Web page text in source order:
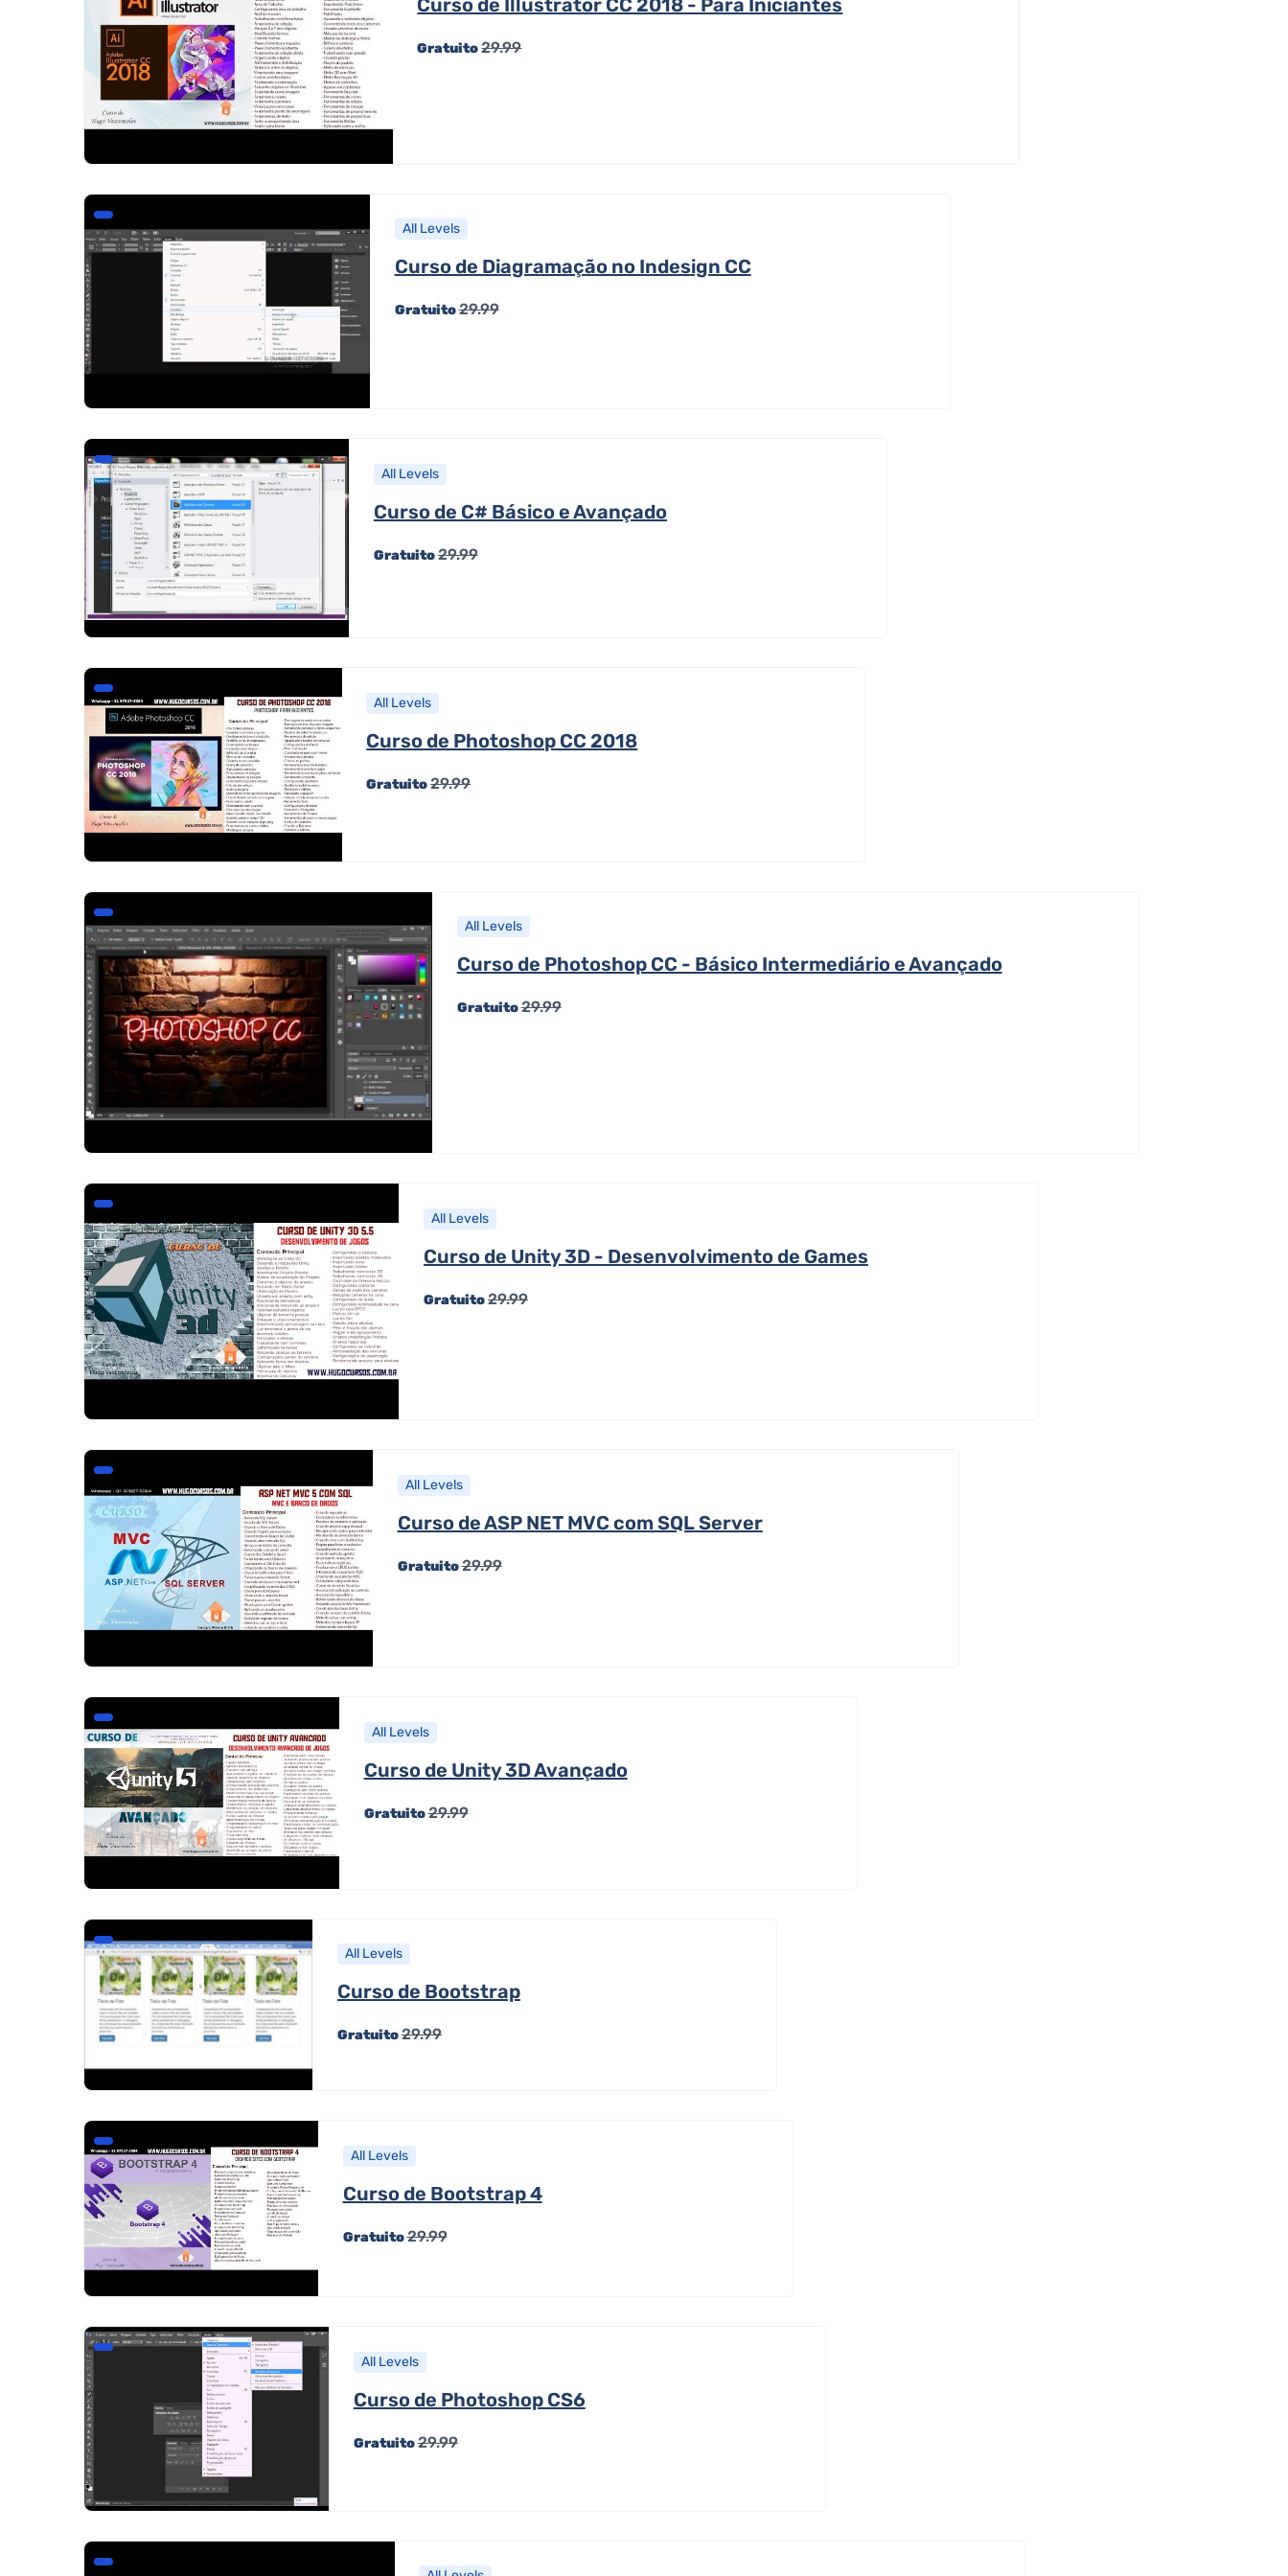
Curso de Illustrator CC 2018 - Para Iniciantes
Gratuito29.99
All Levels
Curso de Diagramação no Indesign CC
Gratuito29.99
All Levels
Curso de C# Básico e Avançado
Gratuito29.99
All Levels
Curso de Photoshop CC 2018
Gratuito29.99
All Levels
Curso de Photoshop CC - Básico Intermediário e Avançado
Gratuito29.99
All Levels
Curso de Unity 3D - Desenvolvimento de Games
Gratuito29.99
All Levels
Curso de ASP NET MVC com SQL Server
Gratuito29.99
All Levels
Curso de Unity 3D Avançado
Gratuito29.99
All Levels
Curso de Bootstrap
Gratuito29.99
All Levels
Curso de Bootstrap 4
Gratuito29.99
All Levels
Curso de Photoshop CS6
Gratuito29.99